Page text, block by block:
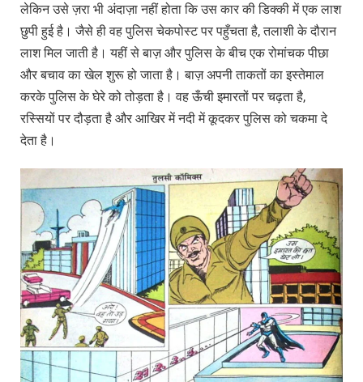
लेकिन उसे ज़रा भी अंदाज़ा नहीं होता कि उस कार की डिक्की में एक लाश
छुपी हुई है। जैसे ही वह पुलिस चेकपोस्ट पर पहुँचता है, तलाशी के दौरान
लाश मिल जाती है। यहीं से बाज़ और पुलिस के बीच एक रोमांचक पीछा
और बचाव का खेल शुरू हो जाता है। बाज़ अपनी ताकतों का इस्तेमाल
करके पुलिस के घेरे को तोड़ता है। वह ऊँची इमारतों पर चढ़ता है,
रस्सियों पर दौड़ता है और आखिर में नदी में कूदकर पुलिस को चकमा दे
देता है।